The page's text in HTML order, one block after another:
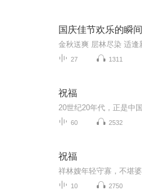
国庆佳节欢乐的瞬间
27 1311
祝福
60 2532
祝福
10 2750